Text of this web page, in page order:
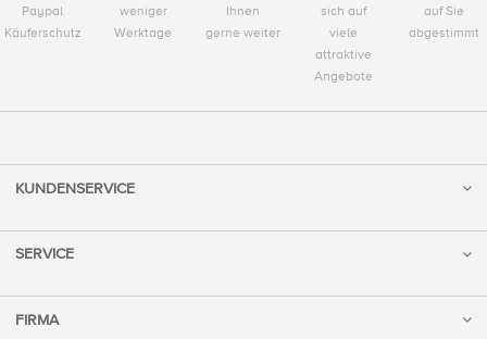
Paypal
Käuferschutz
weniger
Werktage
Ihnen
gerne weiter
sich auf
viele
attraktive
Angebote
auf Sie
abgestimmt
KUNDENSERVICE
SERVICE
FIRMA